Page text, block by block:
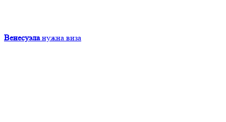
Венесуэла нужна виза